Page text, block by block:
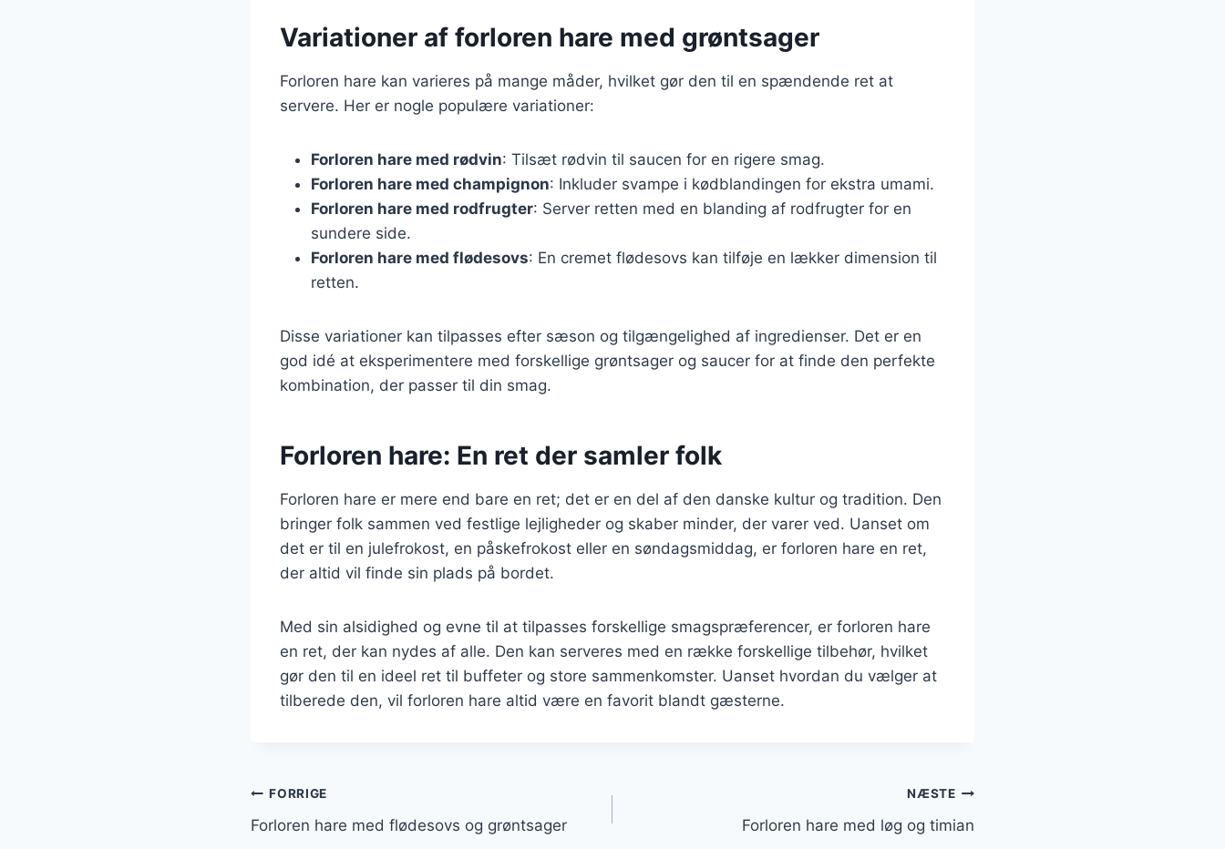
Variationer af forloren hare med grøntsager
Forloren hare kan varieres på mange måder, hvilket gør den til en spændende ret at
servere. Her er nogle populære variationer:
Forloren hare med rødvin: Tilsæt rødvin til saucen for en rigere smag.
Forloren hare med champignon: Inkluder svampe i kødblandingen for ekstra umami.
Forloren hare med rodfrugter: Server retten med en blanding af rodfrugter for en
sundere side.
Forloren hare med flødesovs: En cremet flødesovs kan tilføje en lækker dimension til
retten.
Disse variationer kan tilpasses efter sæson og tilgængelighed af ingredienser. Det er en
god idé at eksperimentere med forskellige grøntsager og saucer for at finde den perfekte
kombination, der passer til din smag.
Forloren hare: En ret der samler folk
Forloren hare er mere end bare en ret; det er en del af den danske kultur og tradition. Den
bringer folk sammen ved festlige lejligheder og skaber minder, der varer ved. Uanset om
det er til en julefrokost, en påskefrokost eller en søndagsmiddag, er forloren hare en ret,
der altid vil finde sin plads på bordet.
Med sin alsidighed og evne til at tilpasses forskellige smagspræferencer, er forloren hare
en ret, der kan nydes af alle. Den kan serveres med en række forskellige tilbehør, hvilket
gør den til en ideel ret til buffeter og store sammenkomster. Uanset hvordan du vælger at
tilberede den, vil forloren hare altid være en favorit blandt gæsterne.
Indlægsnavigation
FORRIGE
Forloren hare med flødesovs og grøntsager
NÆSTE
Forloren hare med løg og timian